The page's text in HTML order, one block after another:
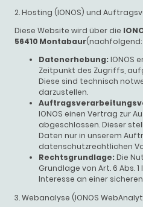
2. Hosting (IONOS) und
Diese Website wird über die
56410 Montabaur(nachfolgend:
Datenerhebung: IONOS
Zeitpunkt des Zugriffs,
Diese sind technisch
darzustellen.
IONOS einen Vertrag zur
abgeschlossen. Dieser
Daten nur in unserem
datenschutzrechtlichen
Rechtsgrundlage: Die
Grundlage von Art. 6 Abs.
Interesse an einer
3. Webanalyse (IONOS